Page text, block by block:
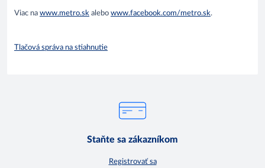
Viac na www.metro.sk alebo www.facebook.com/metro.sk.
Tlačová správa na stiahnutie
Staňte sa zákazníkom
Registrovať sa